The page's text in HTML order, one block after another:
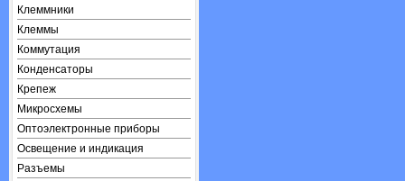
Клеммники
Клеммы
Коммутация
Конденсаторы
Крепеж
Микросхемы
Оптоэлектронные приборы
Освещение и индикация
Разъемы